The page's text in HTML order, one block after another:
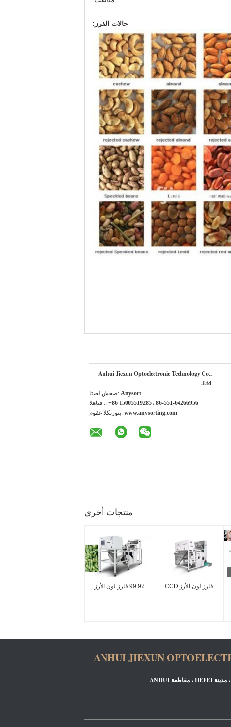
حالات الفرز:
Anhui Jiexun Optoelectronic Technology Co.,
Ltd.
اتصل شخص: Anysort
الهاتف :: +86 15005519285 / 86-551-64266956
موقع الكتروني: www.anysorting.com
منتجات أخرى
99.9٪ فارز لون الأرز فارز لون الأرز CCD
ANHUI JIEXUN